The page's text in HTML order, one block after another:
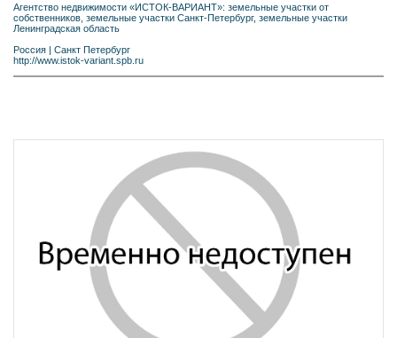
Агентство недвижимости «ИСТОК-ВАРИАНТ»: земельные участки от
собственников, земельные участки Санкт-Петербург, земельные участки
Ленинградская область
Россия | Санкт Петербург
http://www.istok-variant.spb.ru